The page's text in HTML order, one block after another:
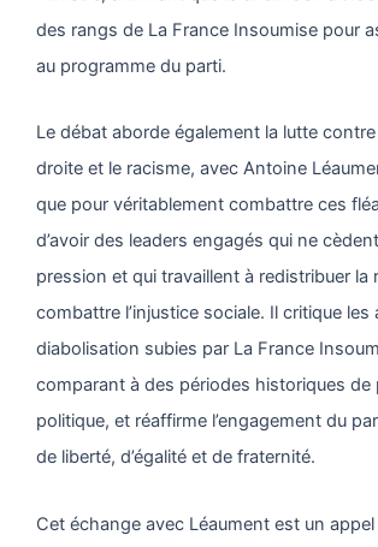
des rangs de La France Insoumise pour
au programme du parti.
Le débat aborde également la lutte contre
droite et le racisme, avec Antoine
que pour véritablement combattre ces
d’avoir des leaders engagés qui ne
pression et qui travaillent à redistribuer la
combattre l’injustice sociale. Il critique les
diabolisation subies par La France
comparant à des périodes historiques de
politique, et réaffirme l’engagement du
de liberté, d’égalité et de fraternité.
Cet échange avec Léaument est un appel